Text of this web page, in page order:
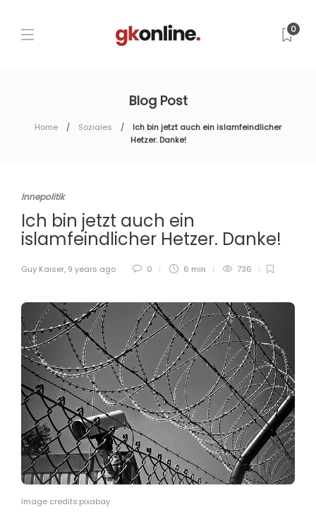
0
Blog Post
Home Soziales
Ich bin jetzt auch ein islamfeindlicher
Hetzer. Danke!
Innepolitik
Ich bin jetzt auch ein
islamfeindlicher Hetzer. Danke!
Guy Kaiser, 9 years ago 0 6 min 736
Image credits:pixabay